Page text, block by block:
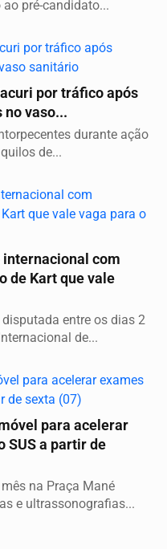
pré-candidato...
por tráfico após
vaso...
durante ação
de...
com
de Kart que vale
entre os dias 2
de...
para acelerar
SUS a partir de
na Praça Mané
e ultrassonografias...